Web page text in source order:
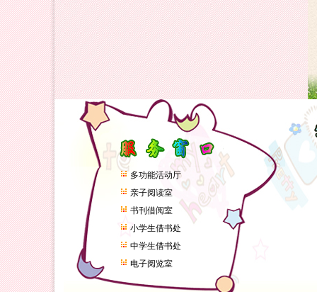
多功能活动厅
亲子阅读室
书刊借阅室
小学生借书处
中学生借书处
电子阅览室